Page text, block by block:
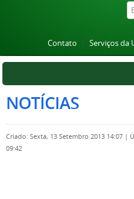
Contato Serviços da
NOTÍCIAS
Criado: Sexta, 13 Setembro 2013 14:07 |
09:42